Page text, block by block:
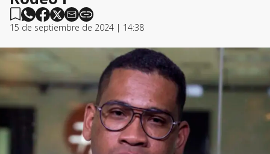
15 de septiembre de 2024 | 14:38